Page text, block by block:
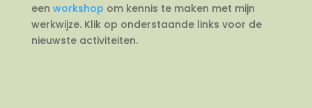
een workshop om kennis te maken met mijn
werkwijze. Klik op onderstaande links voor de
nieuwste activiteiten.